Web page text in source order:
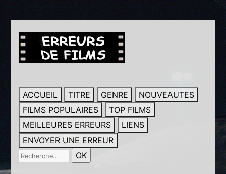
ACCUEIL TITRE GENRE
NOUVEAUTES
FILMS POPULAIRES
TOP FILMS
MEILLEURES ERREURS
LIENS
ENVOYER UNE ERREUR